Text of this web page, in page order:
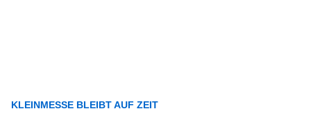
KLEINMESSE BLEIBT AUF ZEIT